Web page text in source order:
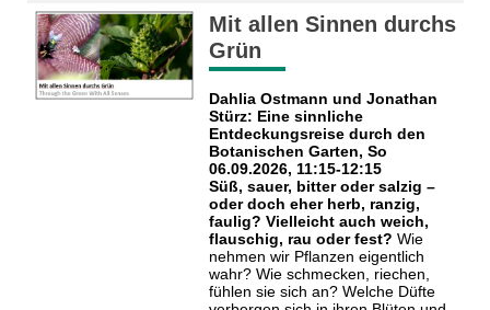
Mit allen Sinnen durchs
Grün
Dahlia Ostmann und Jonathan
Stürz: Eine sinnliche
Entdeckungsreise durch den
Botanischen Garten, So
06.09.2026, 11:15-12:15
Süß, sauer, bitter oder salzig –
oder doch eher herb, ranzig,
faulig? Vielleicht auch weich,
flauschig, rau oder fest? Wie
nehmen wir Pflanzen eigentlich
wahr? Wie schmecken, riechen,
fühlen sie sich an? Welche Düfte